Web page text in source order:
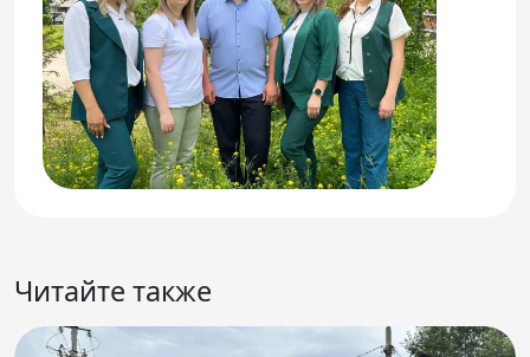
Читайте также